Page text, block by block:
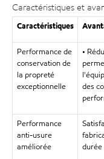
Caractéristiques et
Caractéristiques
Performance de
conservation de
la propreté
exceptionnelle
•
des
Performance
anti-usure
améliorée
durée